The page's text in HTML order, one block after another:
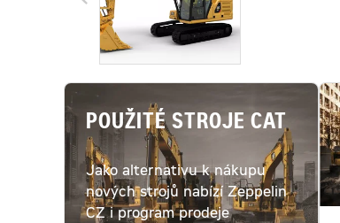
POUŽITÉ STROJE CAT
Jako alternativu k nákupu
nových strojů nabízí Zeppelin
CZ i program prodeje